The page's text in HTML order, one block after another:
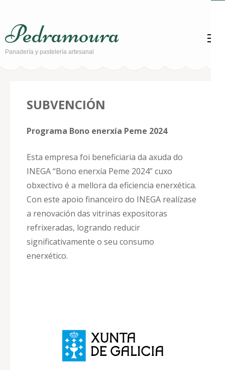
contenido
(presiona
Pedramoura
Panadería y pastelería artesanal
SUBVENCIÓN
Programa Bono enerxía Peme 2024
Esta empresa foi beneficiaria da axuda do
INEGA “Bono enerxía Peme 2024” cuxo
obxectivo é a mellora da eficiencia enerxética.
Con este apoio financeiro do INEGA realízase
a renovación das vitrinas expositoras
refrixeradas, logrando reducir
significativamente o seu consumo
enerxético.